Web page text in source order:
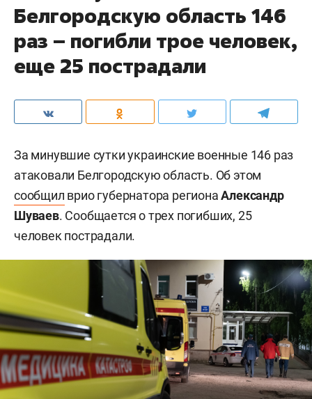
Белгородскую область 146
раз – погибли трое человек,
еще 25 пострадали
За минувшие сутки украинские военные 146 раз
атаковали Белгородскую область. Об этом
сообщил врио губернатора регионаАлександр
Шуваев. Сообщается о трех погибших, 25
человек пострадали.